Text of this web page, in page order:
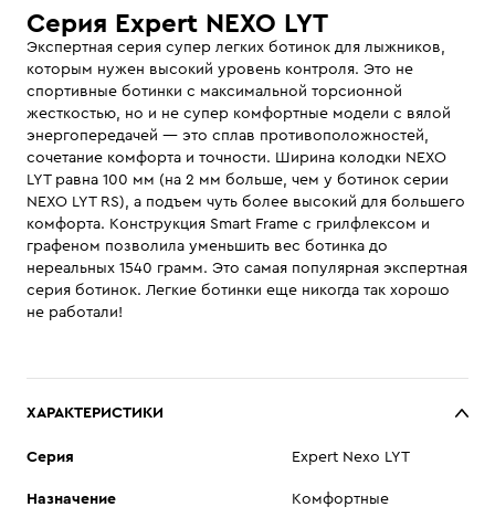
Серия Expert NEXO LYT
Экспертная серия супер легких ботинок для лыжников,
которым нужен высокий уровень контроля. Это не
спортивные ботинки с максимальной торсионной
жесткостью, но и не супер комфортные модели с вялой
энергопередачей — это сплав противоположностей,
сочетание комфорта и точности. Ширина колодки NEXO
LYT равна 100 мм (на 2 мм больше, чем у ботинок серии
NEXO LYT RS), а подъем чуть более высокий для большего
комфорта. Конструкция Smart Frame с грилфлексом и
графеном позволила уменьшить вес ботинка до
нереальных 1540 грамм. Это самая популярная экспертная
серия ботинок. Легкие ботинки еще никогда так хорошо
не работали!
ХАРАКТЕРИСТИКИ
Cерия Expert Nexo LYT
Назначение Комфортные